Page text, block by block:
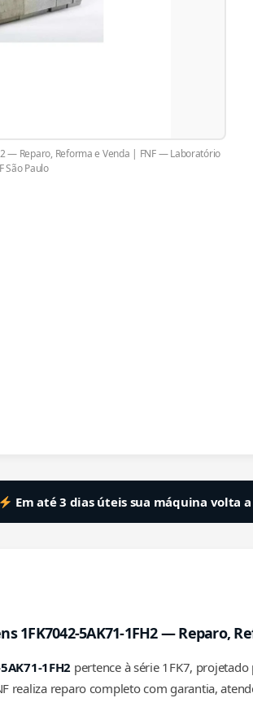
— Reparo, Reforma e Venda | FNF — Laboratório
São Paulo
Em até 3 dias úteis sua máquina volta
1FK7042-5AK71-1FH2 — Reparo,
1FH2 pertence à série 1FK7, projetado
realiza reparo completo com garantia,